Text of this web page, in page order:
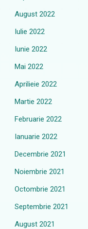
August 2022
Iulie 2022
Iunie 2022
Mai 2022
Aprilieie 2022
Martie 2022
Februarie 2022
Ianuarie 2022
Decembrie 2021
Noiembrie 2021
Octombrie 2021
Septembrie 2021
August 2021